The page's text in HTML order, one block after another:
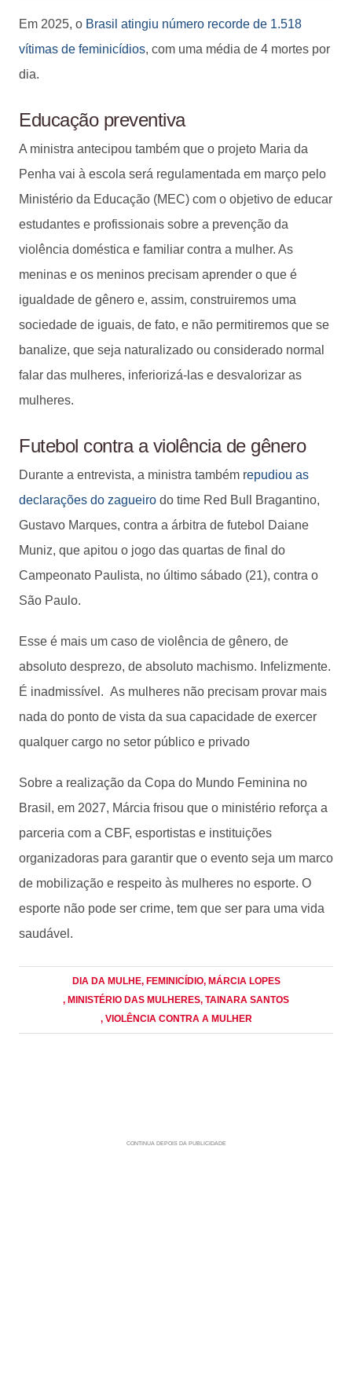
Em 2025, o Brasil atingiu número recorde de 1.518
vítimas de feminicídios, com uma média de 4 mortes por
dia.
Educação preventiva
A ministra antecipou também que o projeto Maria da
Penha vai à escola será regulamentada em março pelo
Ministério da Educação (MEC) com o objetivo de educar
estudantes e profissionais sobre a prevenção da
violência doméstica e familiar contra a mulher. As
meninas e os meninos precisam aprender o que é
igualdade de gênero e, assim, construiremos uma
sociedade de iguais, de fato, e não permitiremos que se
banalize, que seja naturalizado ou considerado normal
falar das mulheres, inferiorizá-las e desvalorizar as
mulheres.
Futebol contra a violência de gênero
Durante a entrevista, a ministra também repudiou as
declarações do zagueiro do time Red Bull Bragantino,
Gustavo Marques, contra a árbitra de futebol Daiane
Muniz, que apitou o jogo das quartas de final do
Campeonato Paulista, no último sábado (21), contra o
São Paulo.
Esse é mais um caso de violência de gênero, de
absoluto desprezo, de absoluto machismo. Infelizmente.
É inadmissível. As mulheres não precisam provar mais
nada do ponto de vista da sua capacidade de exercer
qualquer cargo no setor público e privado
Sobre a realização da Copa do Mundo Feminina no
Brasil, em 2027, Márcia frisou que o ministério reforça a
parceria com a CBF, esportistas e instituições
organizadoras para garantir que o evento seja um marco
de mobilização e respeito às mulheres no esporte. O
esporte não pode ser crime, tem que ser para uma vida
saudável.
DIA DA MULHE, FEMINICÍDIO, MÁRCIA LOPES
, MINISTÉRIO DAS MULHERES, TAINARA SANTOS
, VIOLÊNCIA CONTRA A MULHER